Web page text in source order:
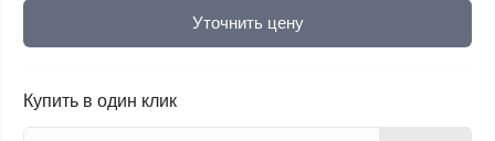
Уточнить цену
Купить в один клик